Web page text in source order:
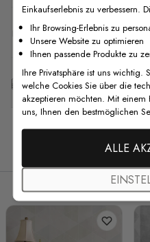
F.A.Q
Kostenlose Anpassung
Einkaufserlebnis zu verbessern.
Ihr Browsing-Erlebnis zu
Unsere Website zu optimieren
Ihnen passende Produkte zu
Ihre Privatsphäre ist uns wichtig.
welche Cookies Sie über die
akzeptieren möchten. Mit
uns, Ihnen den bestmöglichen
ALLE